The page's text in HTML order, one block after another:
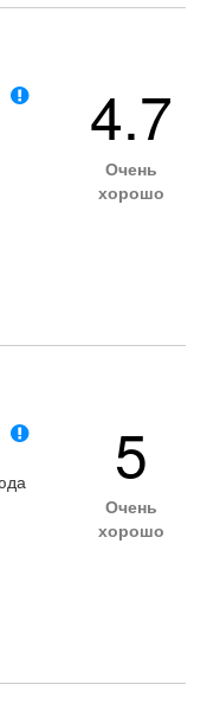
4.7
Очень
хорошо
5
Очень
хорошо